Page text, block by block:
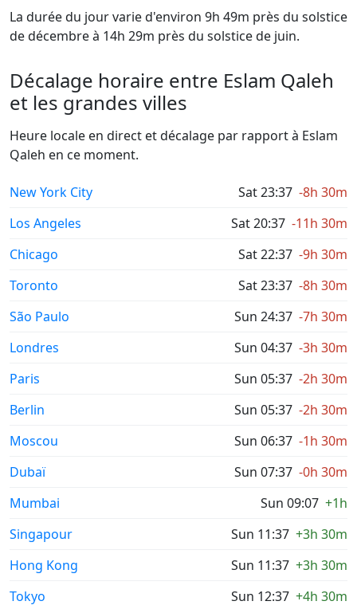
La durée du jour varie d'environ 9h 49m près du solstice
de décembre à 14h 29m près du solstice de juin.
Décalage horaire entre Eslam Qaleh
et les grandes villes
Heure locale en direct et décalage par rapport à Eslam
Qaleh en ce moment.
New York City Sat 23:37 -8h 30m
Los Angeles
Sat 20:37 -11h 30m
Chicago
Sat 22:37 -9h 30m
Toronto
Sat 23:37 -8h 30m
São Paulo
Sun 24:37 -7h 30m
Londres
Sun 04:37 -3h 30m
Paris
Sun 05:37 -2h 30m
Berlin
Sun 05:37 -2h 30m
Moscou
Sun 06:37 -1h 30m
Dubaï
Sun 07:37 -0h 30m
Mumbai
Sun 09:07 +1h
Singapour
Sun 11:37 +3h 30m
Hong Kong
Sun 11:37 +3h 30m
Tokyo
Sun 12:37 +4h 30m